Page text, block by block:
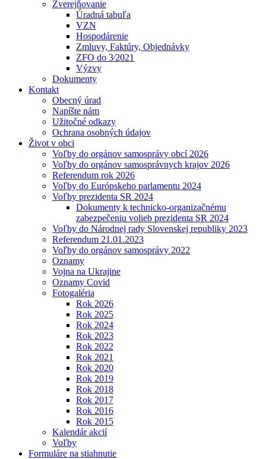
Zverejňovanie
Úradná tabuľa
VZN
Hospodárenie
Zmluvy, Faktúry, Objednávky
ZFO do 3⁄2021
Výzvy
Dokumenty
Kontakt
Obecný úrad
Napíšte nám
Užitočné odkazy
Ochrana osobných údajov
Život v obci
Voľby do orgánov samosprávy obcí 2026
Voľby do orgánov samosprávnych krajov 2026
Referendum rok 2026
Voľby do Európskeho parlamentu 2024
Voľby prezidenta SR 2024
Dokumenty k technicko-organizačnému
zabezpečeniu volieb prezidenta SR 2024
Voľby do Národnej rady Slovenskej republiky 2023
Referendum 21.01.2023
Voľby do orgánov samosprávy 2022
Oznamy
Vojna na Ukrajine
Oznamy Covid
Fotogaléria
Rok 2026
Rok 2025
Rok 2024
Rok 2023
Rok 2022
Rok 2021
Rok 2020
Rok 2019
Rok 2018
Rok 2017
Rok 2016
Rok 2015
Kalendár akcií
Voľby
Formuláre na stiahnutie